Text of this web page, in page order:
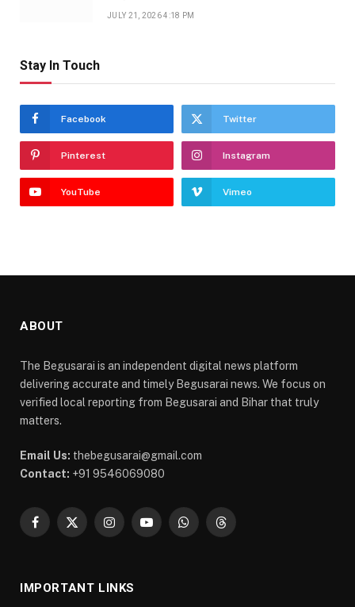
JULY 21, 2026 4:18 PM
Stay In Touch
Facebook Twitter
Pinterest Instagram
YouTube Vimeo
ABOUT
The Begusarai is an independent digital news platform
delivering accurate and timely Begusarai news. We focus on
verified local reporting from Begusarai and Bihar that truly
matters.
Email Us: thebegusarai@gmail.com
Contact: +91 9546069080
Facebook
X
InstagramYouTubeWhatsAppThreads
IMPORTANT LINKS